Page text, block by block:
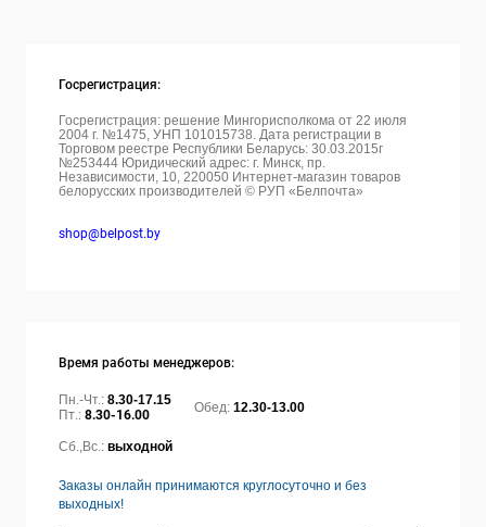
Госрегистрация:
Госрегистрация: решение Мингорисполкома от 22 июля
2004 г. №1475, УНП 101015738. Дата регистрации в
Торговом реестре Республики Беларусь: 30.03.2015г
№253444 Юридический адрес: г. Минск, пр.
Независимости, 10, 220050 Интернет-магазин товаров
белорусских производителей © РУП «Белпочта»
shop@belpost.by
Время работы менеджеров:
Пн.-Чт.: 8.30-17.15
Пт.: 8.30-16.00 Обед: 12.30-13.00
Сб.,Вс.: выходной
Заказы онлайн принимаются круглосуточно и без
выходных!